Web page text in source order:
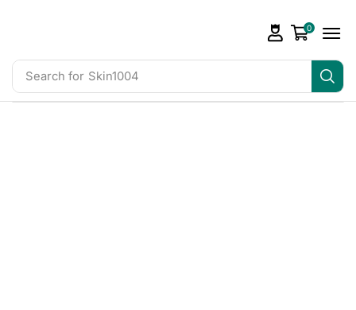
Search for Skin1004
0